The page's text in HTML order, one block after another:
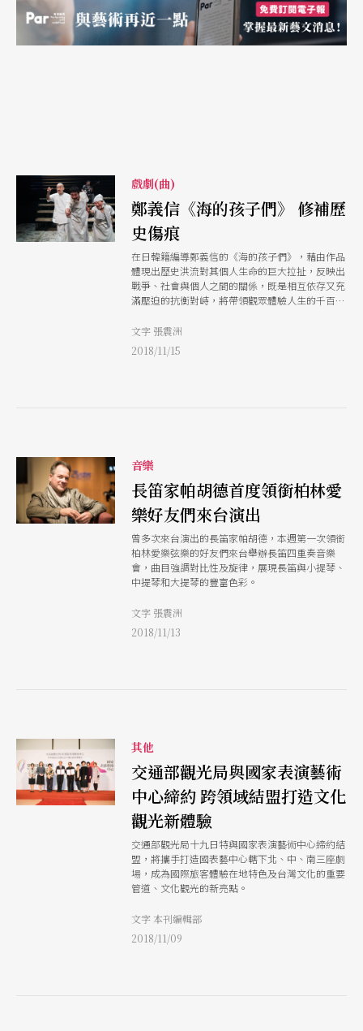
戲劇(曲)
鄭義信《海的孩子們》 修補歷
史傷痕
在日韓籍編導鄭義信的《海的孩子們》，藉由作品
體現出歷史洪流對其個人生命的巨大拉扯，反映出
戰爭、社會與個人之間的關係，既是相互依存又充
滿壓迫的抗衡對峙，將帶領觀眾體驗人生的千百種
文字 張震洲
2018/11/15
音樂
長笛家帕胡德首度領銜柏林愛
樂好友們來台演出
曾多次來台演出的長笛家帕胡德，本週第一次領銜
柏林愛樂弦樂的好友們來台舉辦長笛四重奏音樂
會，曲目強調對比性及旋律，展現長笛與小提琴、
中提琴和大提琴的豐富色彩。
文字 張震洲
2018/11/13
其他
交通部觀光局與國家表演藝術
中心締約 跨領域結盟打造文化
觀光新體驗
交通部觀光局十九日特與國家表演藝術中心締約結
盟，將攜手打造國表藝中心轄下北、中、南三座劇
場，成為國際旅客體驗在地特色及台灣文化的重要
管道、文化觀光的新亮點。
文字 本刊編輯部
2018/11/09